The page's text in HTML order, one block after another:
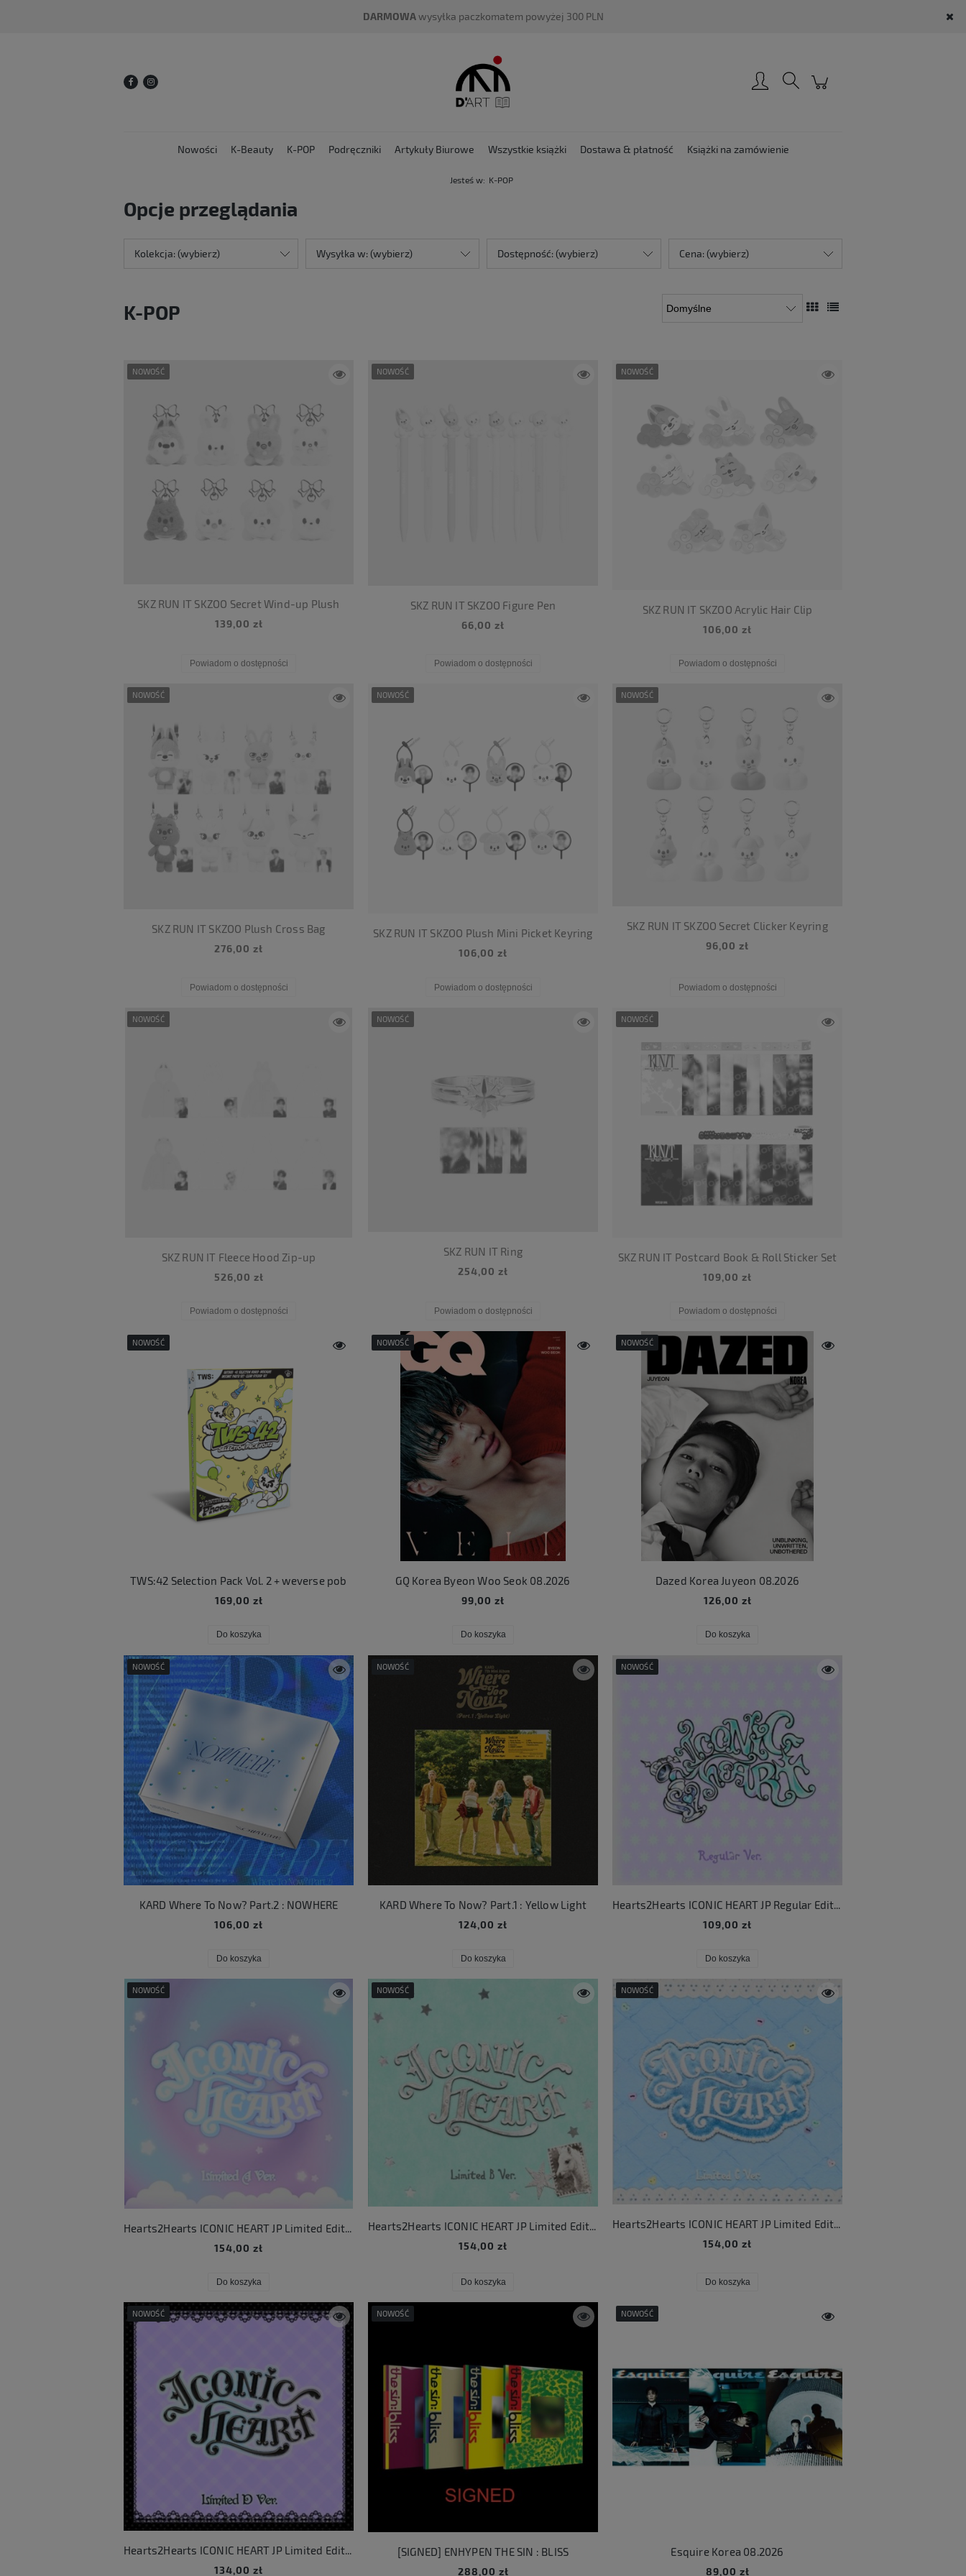
DARMOWAwysyłka paczkomatem powyżej 300 PLN
Nowości K-Beauty K-POP Podręczniki Artykuły Biurowe Wszystkie książki Dostawa & płatność Książki na zamówienie
Jesteś w: K-POP
Opcje przeglądania
Kolekcja: (wybierz) Wysyłka w: (wybierz) Dostępność: (wybierz) Cena: (wybierz)
K-POP
SKZ RUN IT SKZOO Secret Wind-up Plush
139,00 zł
Powiadom o dostępności
NOWOŚĆ
SKZ RUN IT SKZOO Figure Pen
66,00 zł
Powiadom o dostępności
NOWOŚĆ
SKZ RUN IT SKZOO Acrylic Hair Clip
106,00 zł
Powiadom o dostępności
NOWOŚĆ
SKZ RUN IT SKZOO Plush Cross Bag
276,00 zł
Powiadom o dostępności
NOWOŚĆ
SKZ RUN IT SKZOO Plush Mini Picket Keyring
106,00 zł
Powiadom o dostępności
NOWOŚĆ
SKZ RUN IT SKZOO Secret Clicker Keyring
96,00 zł
Powiadom o dostępności
NOWOŚĆ
SKZ RUN IT Fleece Hood Zip-up
526,00 zł
Powiadom o dostępności
NOWOŚĆ
SKZ RUN IT Ring
254,00 zł
Powiadom o dostępności
NOWOŚĆ
SKZ RUN IT Postcard Book & Roll Sticker Set
109,00 zł
Powiadom o dostępności
NOWOŚĆ
TWS:42 Selection Pack Vol. 2 + weverse pob
169,00 zł
Do koszyka
NOWOŚĆ
GQ Korea Byeon Woo Seok 08.2026
99,00 zł
Do koszyka
NOWOŚĆ
Dazed Korea Juyeon 08.2026
126,00 zł
Do koszyka
NOWOŚĆ
KARD Where To Now? Part.2 : NOWHERE
106,00 zł
Do koszyka
NOWOŚĆ
KARD Where To Now? Part.1 : Yellow Light
124,00 zł
Do koszyka
NOWOŚĆ
109,00 zł
Do koszyka
NOWOŚĆ
Hearts2Hearts ICONIC HEART JP Limited Edition A
154,00 zł
Do koszyka
NOWOŚĆ
Hearts2Hearts ICONIC HEART JP Limited Edition B
154,00 zł
Do koszyka
NOWOŚĆ
Hearts2Hearts ICONIC HEART JP Limited Edition C
154,00 zł
Do koszyka
NOWOŚĆ
Hearts2Hearts ICONIC HEART JP Limited Edition D
134,00 zł
NOWOŚĆ
[SIGNED] ENHYPEN THE SIN : BLISS
288,00 zł
NOWOŚĆ
Esquire Korea 08.2026
89,00 zł
NOWOŚĆ